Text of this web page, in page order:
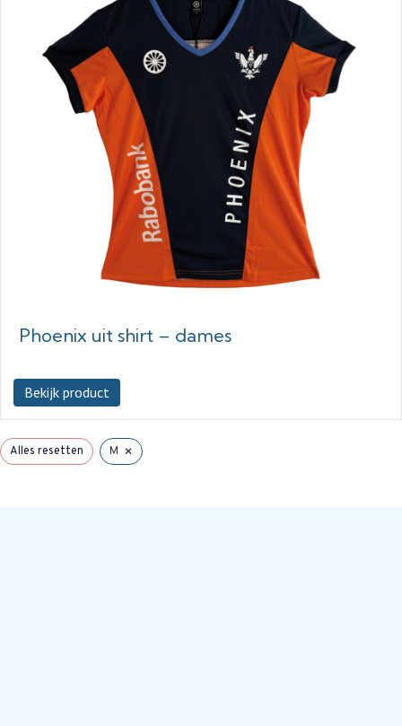
Phoenix uit shirt – dames
Bekijk product
Alles resetten M ×